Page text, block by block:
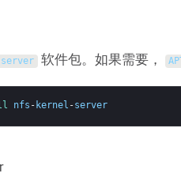
server 软件包。如果需要，
nfs - kernel -server